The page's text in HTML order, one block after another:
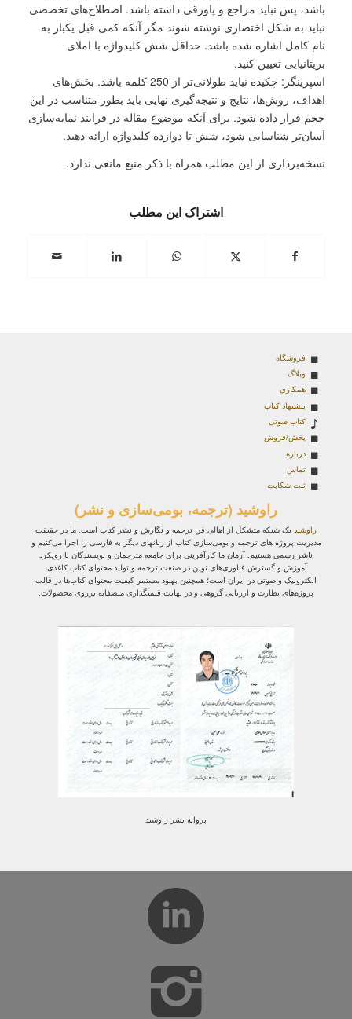
باشد، پس نباید مراجع و پاورقی‌ داشته باشد. اصطلاح‌های تخصصی
نباید به شکل اختصاری نوشته شوند مگر آنکه کمی قبل یکبار به
نام کامل اشاره شده باشد. حداقل شش کلیدواژه با املای
بریتانیایی تعیین کنید.
اسپرینگر: چکیده نباید طولانی‌تر از 250 کلمه باشد. بخش‌های
اهداف، روش‌ها، نتایج و نتیجه‌گیری نهایی باید بطور متناسب در این
حجم قرار داده شود. برای آنکه موضوع مقاله در فرایند نمایه‌سازی
آسان‌تر شناسایی شود، شش تا دوازده کلیدواژه ارائه دهید.
نسخه‌برداری از این مطلب همراه با ذکر منبع مانعی ندارد.
اشتراک این مطلب
فروشگاه
وبلاگ
همکاری
پیشنهاد کتاب
کتاب صوتی
پخش/فروش
درباره
تماس
ثبت شکایت
راوشید (ترجمه، بومی‌سازی و نشر)
راوشید یک شبکه متشکل از اهالی فن ترجمه و نگارش و نشر کتاب است. ما در حقیقت
مدیریت پروژه‌ های ترجمه و بومی‌سازی کتاب از زبانهای دیگر به فارسی را اجرا می‌کنیم و
ناشر رسمی هستیم. آرمان ما کارآفرینی برای جامعه مترجمان و نویسندگان با رویکرد
آموزش و گسترش فناوری‌های نوین در صنعت ترجمه و تولید محتوای کتاب کاغذی،
الکترونیک و صوتی در ایران است؛ همچنین بهبود مستمر کیفیت محتوای کتاب‌ها در قالب
پروژه‌های نظارت و ارزیابی گروهی و در نهایت قیمتگذاری منصفانه برروی محصولات.
پروانه نشر راوشید